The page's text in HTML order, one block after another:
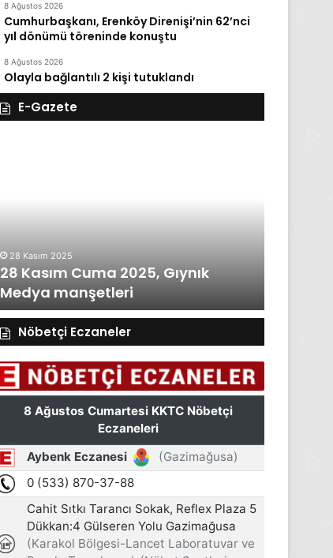
8 Ağustos 2026
Cumhurbaşkanı, Erenköy Direnişi’nin 62’nci
yıl dönümü töreninde konuştu
8 Ağustos 2026
Olayla bağlantılı 2 kişi tutuklandı
E-Gazete
28 Kasım 2025
28 Kasım Cuma 2025, Gıynık
Medya manşetleri
Nöbetçi Eczaneler